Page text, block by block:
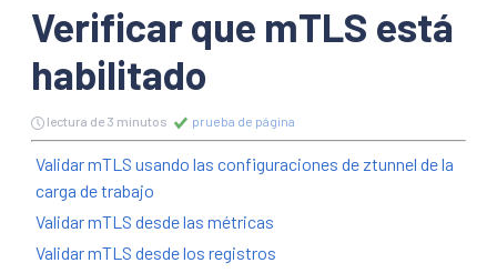
Verificar que mTLS está
habilitado
lectura de 3 minutos prueba de página
Validar mTLS usando las configuraciones de ztunnel de la
carga de trabajo
Validar mTLS desde las métricas
Validar mTLS desde los registros